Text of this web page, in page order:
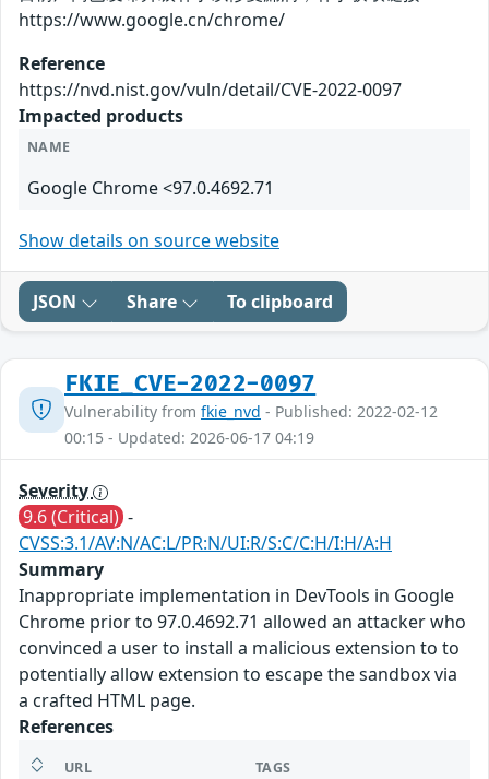
https://www.google.cn/chrome/
Reference
https://nvd.nist.gov/vuln/detail/CVE-2022-0097
Impacted products
NAME
Google Chrome <97.0.4692.71
Show details on source website
JSON Share To clipboard
FKIE_CVE-2022-0097
Vulnerability from fkie_nvd - Published: 2022-02-12
00:15 - Updated: 2026-06-17 04:19
Severity
9.6 (Critical) -
CVSS:3.1/AV:N/AC:L/PR:N/UI:R/S:C/C:H/I:H/A:H
Summary
Inappropriate implementation in DevTools in Google
Chrome prior to 97.0.4692.71 allowed an attacker who
convinced a user to install a malicious extension to to
potentially allow extension to escape the sandbox via
a crafted HTML page.
References
URL TAGS